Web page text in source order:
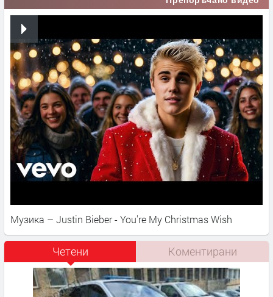
Музика – Justin Bieber - You're My Christmas Wish
Четени Коментирани